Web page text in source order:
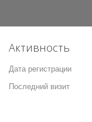
Активность
Дата регистрации
Последний визит